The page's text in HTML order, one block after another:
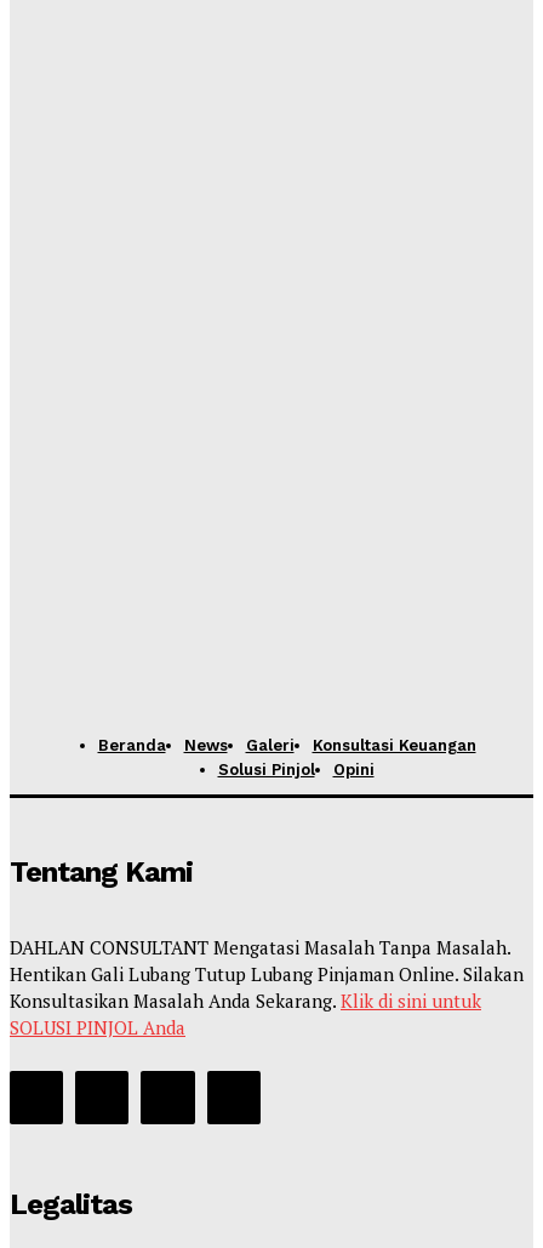
Beranda News Galeri
Konsultasi Keuangan
Solusi Pinjol
Opini
Tentang Kami
DAHLAN CONSULTANT Mengatasi Masalah Tanpa Masalah.
Hentikan Gali Lubang Tutup Lubang Pinjaman Online. Silakan
Konsultasikan Masalah Anda Sekarang. Klik di sini untuk
SOLUSI PINJOL Anda
Legalitas